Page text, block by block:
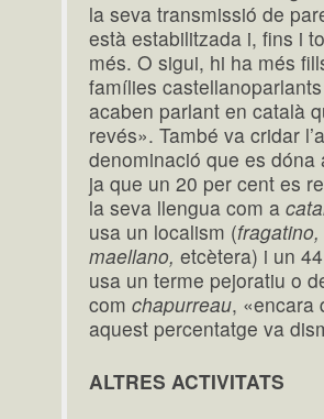
la seva transmissió de
està estabilitzada i, fins i
més. O sigui, hi ha més
famílies
acaben parlant en català
revés». També va cridar
denominació que es dóna
ja que un 20 per cent es
la seva llengua com a
usa un localism (fragatino,
maellano, etcètera) i un
usa un terme pejoratiu o
comchapurreau, «encara
aquest percentatge va
ALTRES ACTIVITATS